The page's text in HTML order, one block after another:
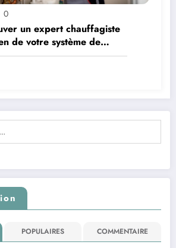
0
un expert chauffagiste
de votre système de
POPULAIRES COMMENTAIRE